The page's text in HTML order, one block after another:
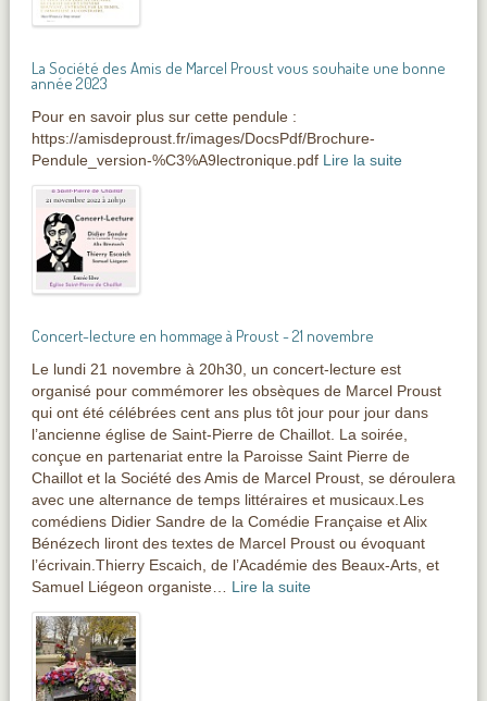
La Société des Amis de Marcel Proust vous souhaite une bonne
année 2023
Pour en savoir plus sur cette pendule :
https://amisdeproust.fr/images/DocsPdf/Brochure-
Pendule_version-%C3%A9lectronique.pdf Lire la suite
Concert-lecture en hommage à Proust - 21 novembre
Le lundi 21 novembre à 20h30, un concert-lecture est
organisé pour commémorer les obsèques de Marcel Proust
qui ont été célébrées cent ans plus tôt jour pour jour dans
l’ancienne église de Saint-Pierre de Chaillot. La soirée,
conçue en partenariat entre la Paroisse Saint Pierre de
Chaillot et la Société des Amis de Marcel Proust, se déroulera
avec une alternance de temps littéraires et musicaux.Les
comédiens Didier Sandre de la Comédie Française et Alix
Bénézech liront des textes de Marcel Proust ou évoquant
l’écrivain.Thierry Escaich, de l’Académie des Beaux-Arts, et
Samuel Liégeon organiste… Lire la suite